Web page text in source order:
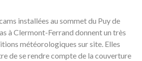
installées au sommet du Puy de
à Clermont-Ferrand donnent un très
météorologiques sur site. Elles
de se rendre compte de la couverture